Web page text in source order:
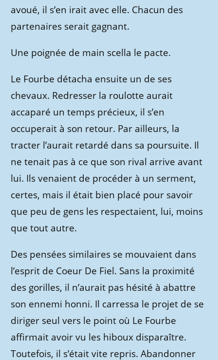
avoué, il s’en irait avec elle. Chacun des
partenaires serait gagnant.
Une poignée de main scella le pacte.
Le Fourbe détacha ensuite un de ses
chevaux. Redresser la roulotte aurait
accaparé un temps précieux, il s’en
occuperait à son retour. Par ailleurs, la
tracter l’aurait retardé dans sa poursuite. Il
ne tenait pas à ce que son rival arrive avant
lui. Ils venaient de procéder à un serment,
certes, mais il était bien placé pour savoir
que peu de gens les respectaient, lui, moins
que tout autre.
Des pensées similaires se mouvaient dans
l’esprit de Coeur De Fiel. Sans la proximité
des gorilles, il n’aurait pas hésité à abattre
son ennemi honni. Il carressa le projet de se
diriger seul vers le point où Le Fourbe
affirmait avoir vu les hiboux disparaître.
Toutefois, il s’était vite repris. Abandonner